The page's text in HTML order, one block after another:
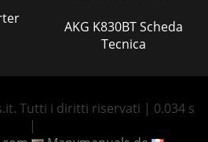
AKG K830BT Scheda
Tecnica
Tutti i diritti riservati | 0.034 s
|